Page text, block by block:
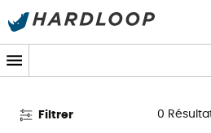
Promos d'été 🔥 -5 % EXTRA dès
Crashpads Petzl
Filtrer 0